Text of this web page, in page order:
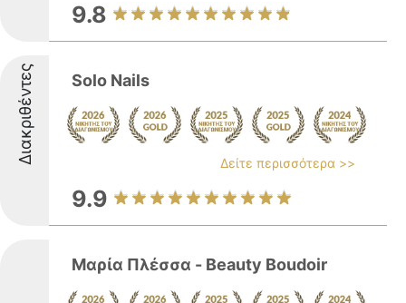
9.8
Διακριθέντες Solo Nails
Δείτε περισσότερα >>
9.9
Μαρία Πλέσσα - Beauty Boudoir